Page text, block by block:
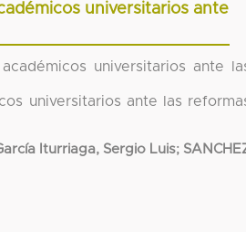
universitarios ante
universitarios ante
universitarios ante las
Iturriaga, Sergio Luis;